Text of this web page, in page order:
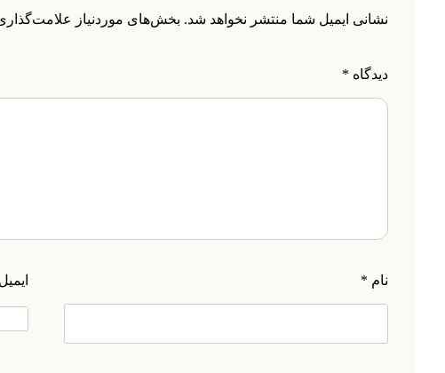
نشانی ایمیل شما منتشر نخواهد شد. بخش‌های موردنیاز
دیدگاه *
نام * ایمیل